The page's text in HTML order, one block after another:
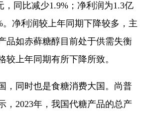
，同比减少1.9%；净利润为1.3亿
。净利润较上年同期下降较多，主
品如赤藓糖醇目前处于供需失衡
较上年同期有所下降所致。
同时也是食糖消费大国。尚普
，2023年，我国代糖产品的总产